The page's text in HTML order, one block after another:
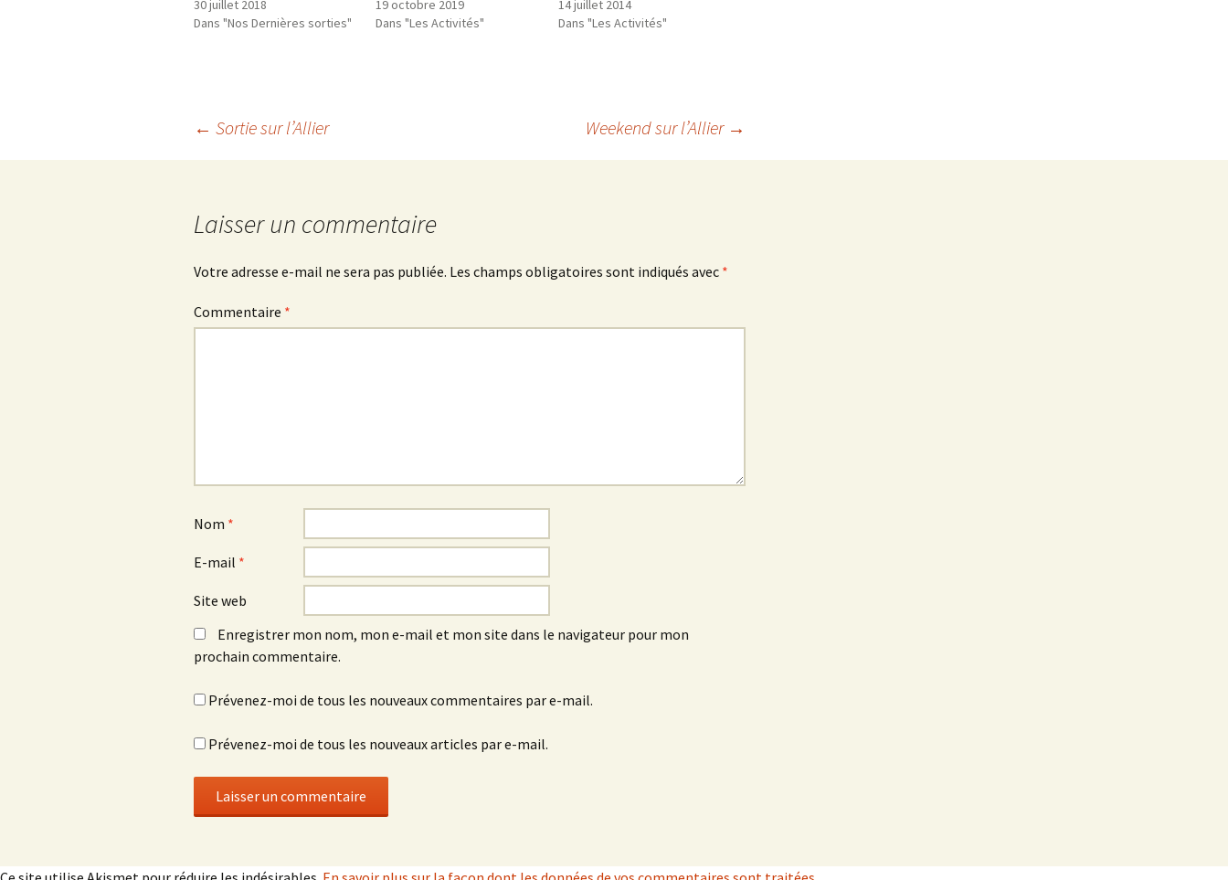
30 juillet 2018
Dans "Nos Dernières sorties"
19 octobre 2019
Dans "Les Activités"
14 juillet 2014
Dans "Les Activités"
Navigation
← Sortie sur l’Allier Weekend sur l’Allier →
Laisser un commentaire
Votre adresse e-mail ne sera pas publiée. Les champs obligatoires sont indiqués avec *
Commentaire *
Nom *
E-mail *
Site web
Enregistrer mon nom, mon e-mail et mon site dans le navigateur pour mon
prochain commentaire.
Prévenez-moi de tous les nouveaux commentaires par e-mail.
Prévenez-moi de tous les nouveaux articles par e-mail.